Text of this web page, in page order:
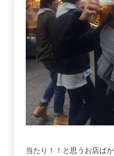
当たり！！と思うお店ば